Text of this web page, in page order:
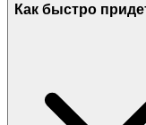
Как быстро